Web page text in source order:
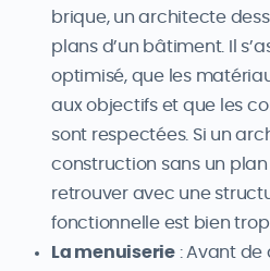
brique, un architecte
plans d’un bâtiment. Il
optimisé, que les
aux objectifs et que les
sont respectées. Si un
construction sans un plan
retrouver avec une
fonctionnelle est bien trop
La menuiserie: Avant de